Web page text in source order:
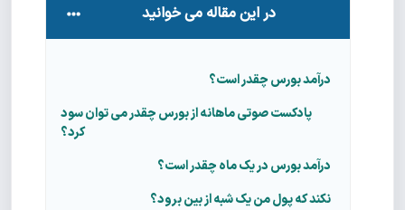
در این مقاله می خوانید
درآمد بورس چقدر است؟
پادکست صوتی ماهانه از بورس چقدر می توان سود
کرد؟
درآمد بورس در یک ماه چقدر است؟
نکند که پول من یک شبه از بین برود؟